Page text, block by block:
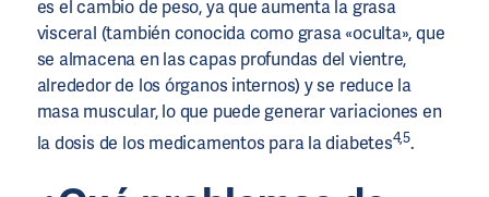
es el cambio de peso, ya que aumenta la grasa
visceral (también conocida como grasa «oculta», que
se almacena en las capas profundas del vientre,
alrededor de los órganos internos) y se reduce la
masa muscular, lo que puede generar variaciones en
la dosis de los medicamentos para la diabetes4,5.